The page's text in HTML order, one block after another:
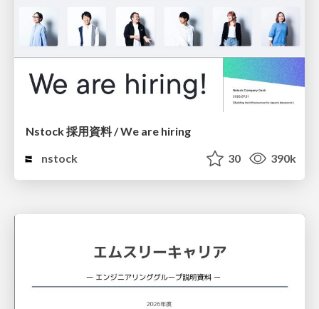
Nstock 採用資料 / We are hiring
nstock
30 390k